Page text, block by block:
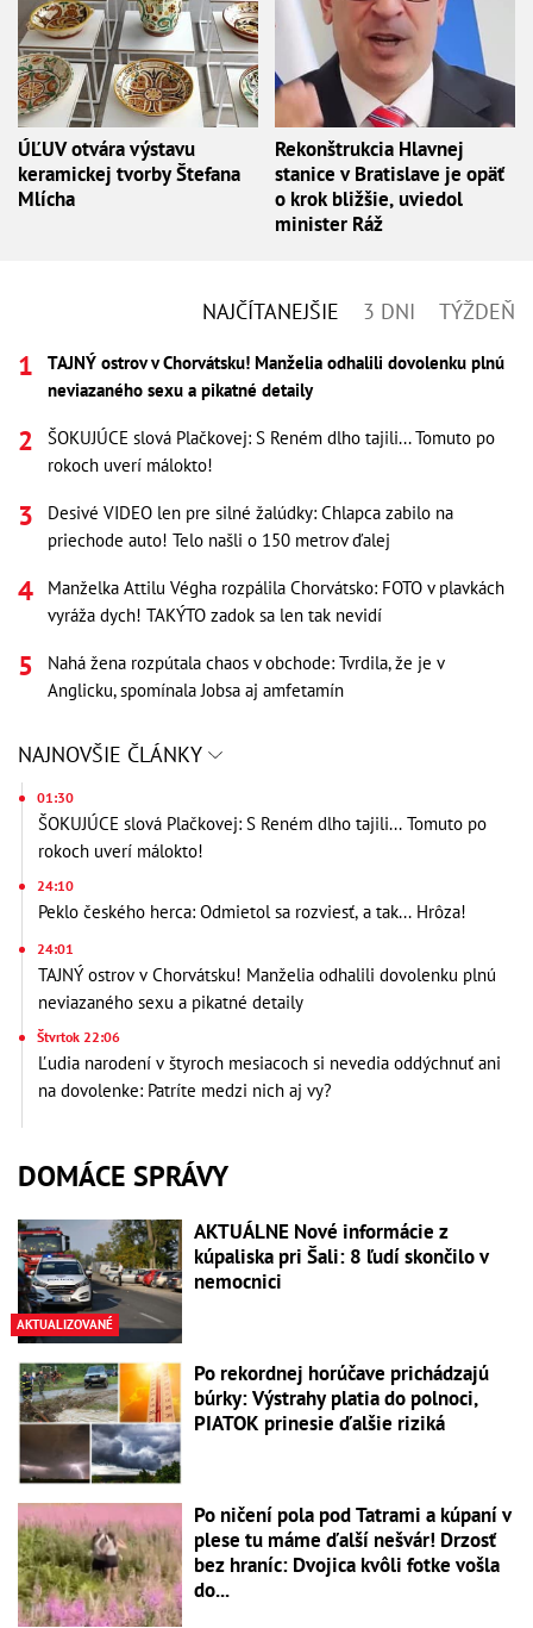
ÚĽUV otvára výstavu
keramickej tvorby Štefana
Mlícha
Rekonštrukcia Hlavnej
stanice v Bratislave je opäť
o krok bližšie, uviedol
minister Ráž
NAJČÍTANEJŠIE 3 DNI TÝŽDEŇ
TAJNÝ ostrov v Chorvátsku! Manželia odhalili dovolenku plnú
neviazaného sexu a pikatné detaily
ŠOKUJÚCE slová Plačkovej: S Reném dlho tajili... Tomuto po
rokoch uverí málokto!
Desivé VIDEO len pre silné žalúdky: Chlapca zabilo na
priechode auto! Telo našli o 150 metrov ďalej
Manželka Attilu Végha rozpálila Chorvátsko: FOTO v plavkách
vyráža dych! TAKÝTO zadok sa len tak nevidí
Nahá žena rozpútala chaos v obchode: Tvrdila, že je v
Anglicku, spomínala Jobsa aj amfetamín
NAJNOVŠIE ČLÁNKY
01:30
ŠOKUJÚCE slová Plačkovej: S Reném dlho tajili... Tomuto po
rokoch uverí málokto!
24:10
Peklo českého herca: Odmietol sa rozviesť, a tak... Hrôza!
24:01
TAJNÝ ostrov v Chorvátsku! Manželia odhalili dovolenku plnú
neviazaného sexu a pikatné detaily
Štvrtok 22:06
Ľudia narodení v štyroch mesiacoch si nevedia oddýchnuť ani
na dovolenke: Patríte medzi nich aj vy?
DOMÁCE SPRÁVY
AKTUALIZOVANÉ
AKTUÁLNE Nové informácie z
kúpaliska pri Šali: 8 ľudí skončilo v
nemocnici
Po rekordnej horúčave prichádzajú
búrky: Výstrahy platia do polnoci,
PIATOK prinesie ďalšie riziká
Po ničení pola pod Tatrami a kúpaní v
plese tu máme ďalší nešvár! Drzosť
bez hraníc: Dvojica kvôli fotke vošla
do...